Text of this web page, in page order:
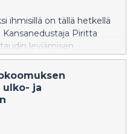
ihmisillä on tällä hetkellä
Piritta
leviämisen
ihmisillä on käytössään
selkeät
ja